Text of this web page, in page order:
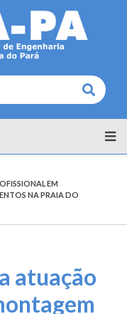
Buscar
EM
NA PRAIA DO
atuação